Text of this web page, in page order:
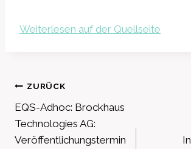
Weiterlesen auf der Quellseite
Beitragsnavigation
ZURÜCK
EQS-Adhoc: Brockhaus
Technologies AG:
Veröffentlichungstermin